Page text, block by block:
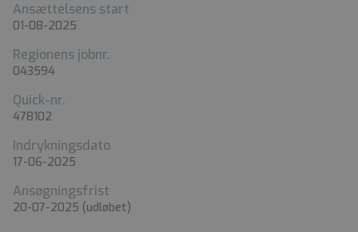
Ansættelsens start
01-08-2025
Regionens jobnr.
043594
Quick-nr.
478102
Indrykningsdato
17-06-2025
Ansøgningsfrist
20-07-2025 (udløbet)